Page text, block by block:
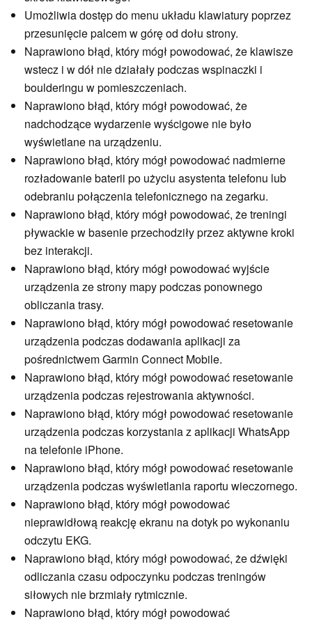
Umożliwia dostęp do menu układu klawiatury poprzez
przesunięcie palcem w górę od dołu strony.
Naprawiono błąd, który mógł powodować, że klawisze
wstecz i w dół nie działały podczas wspinaczki i
boulderingu w pomieszczeniach.
Naprawiono błąd, który mógł powodować, że
nadchodzące wydarzenie wyścigowe nie było
wyświetlane na urządzeniu.
Naprawiono błąd, który mógł powodować nadmierne
rozładowanie baterii po użyciu asystenta telefonu lub
odebraniu połączenia telefonicznego na zegarku.
Naprawiono błąd, który mógł powodować, że treningi
pływackie w basenie przechodziły przez aktywne kroki
bez interakcji.
Naprawiono błąd, który mógł powodować wyjście
urządzenia ze strony mapy podczas ponownego
obliczania trasy.
Naprawiono błąd, który mógł powodować resetowanie
urządzenia podczas dodawania aplikacji za
pośrednictwem Garmin Connect Mobile.
Naprawiono błąd, który mógł powodować resetowanie
urządzenia podczas rejestrowania aktywności.
Naprawiono błąd, który mógł powodować resetowanie
urządzenia podczas korzystania z aplikacji WhatsApp
na telefonie iPhone.
Naprawiono błąd, który mógł powodować resetowanie
urządzenia podczas wyświetlania raportu wieczornego.
Naprawiono błąd, który mógł powodować
nieprawidłową reakcję ekranu na dotyk po wykonaniu
odczytu EKG.
Naprawiono błąd, który mógł powodować, że dźwięki
odliczania czasu odpoczynku podczas treningów
siłowych nie brzmiały rytmicznie.
Naprawiono błąd, który mógł powodować